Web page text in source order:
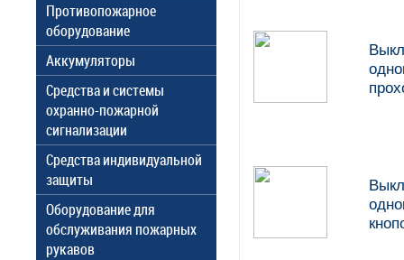
Противопожарное
оборудование
Аккумуляторы
Средства и системы
охранно-пожарной
сигнализации
Средства индивидуальной
защиты
Оборудование для
обслуживания пожарных
рукавов